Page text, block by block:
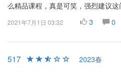
么精品课程，真是可笑，强烈建议这
2021年7月1日 03:32 3 0
517
2023春